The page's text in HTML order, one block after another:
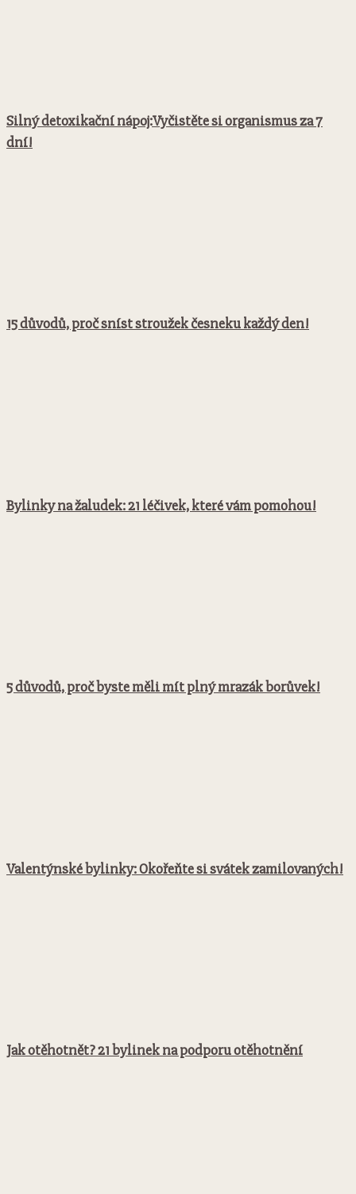
Silný detoxikační nápoj:Vyčistěte si organismus za 7
dní!
15 důvodů, proč sníst stroužek česneku každý den!
Bylinky na žaludek: 21 léčivek, které vám pomohou!
5 důvodů, proč byste měli mít plný mrazák borůvek!
Valentýnské bylinky: Okořeňte si svátek zamilovaných!
Jak otěhotnět? 21 bylinek na podporu otěhotnění